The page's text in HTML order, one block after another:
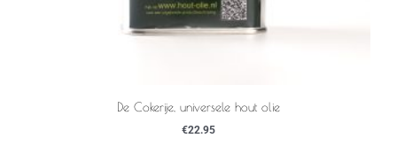
De Cokerije, universele hout olie
€22.95